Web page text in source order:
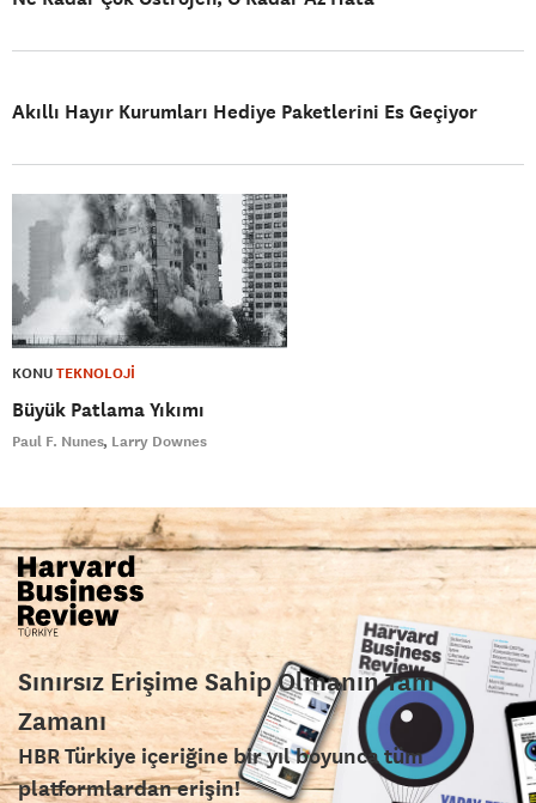
Akıllı Hayır Kurumları Hediye Paketlerini Es Geçiyor
KONUTEKNOLOJİ
Büyük Patlama Yıkımı
Paul F. Nunes Larry Downes
Sınırsız Erişime Sahip Olmanın Tam
Zamanı
HBR Türkiye içeriğine bir yıl boyunca tüm
platformlardan erişin!